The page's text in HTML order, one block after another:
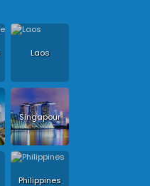
Laos
Singapour
Philippines